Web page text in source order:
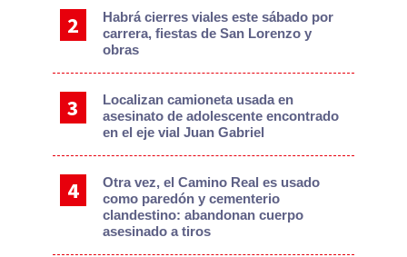
Habrá cierres viales este sábado por
carrera, fiestas de San Lorenzo y
obras
Localizan camioneta usada en
asesinato de adolescente encontrado
en el eje vial Juan Gabriel
Otra vez, el Camino Real es usado
como paredón y cementerio
clandestino: abandonan cuerpo
asesinado a tiros